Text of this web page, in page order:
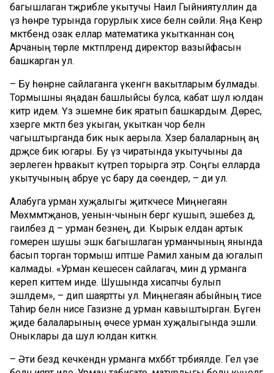
багышлаган тәҗрибәле укытучы Наил Гыйниятуллин да
үз һөнәре турында горурлык хисе белән сөйли. Яңа Кенәр
мәктәбендә озак еллар математика укытканнан соң
Арчаның төрле мәктәпләрендә директор вазыйфасын
башкарган ул.
– Бу һөнәрне сайлаганга үкенгән вакытларым булмады.
Тормышны яңадан башлыйсы булса, кабат шул юлдан
китәр идем. Үз эшемне бик яратып башкардым. Дөрес,
хәзерге мәктәп без укыган, укыткан чор белән
чагыштырганда бик нык аерыла. Хәзер балаларның аң
дәрәҗәсе бик югары. Бу үз чиратында укытучыны да
әзерлеген һәрвакыт күтәреп торырга этәрә. Соңгы елларда
укытучының абруе үсә бару да сөендерә, – ди ул.
Алабуга урман хуҗалыгы җитәкчесе Миңнегаян
Мөхәммәтҗанов, уенын-чынын бергә кушып, эшебез дә,
гаиләбез дә – урман безнең, ди. Кырык елдан артык
гомерен шушы эшкә багышлаган урманчының янында
басып торган тормыш иптәше Рамилә ханым да югалып
калмады. «Урман кешесен сайлагач, мин дә урманга
кереп киттем инде. Шушында хисапчы булып
эшләдем», – дип шаяртты ул. Миңнегаян абыйның әтисе
Таһир белән әнисе Газизәне дә урман кавыштырган. Бүген
җиде балаларының өчесе урман хуҗалыгында эшли.
Оныклары да шул юлдан киткән.
– Әти бездә кечкенәдән урманга мәхәббәт тәрбияләде. Гел үзе